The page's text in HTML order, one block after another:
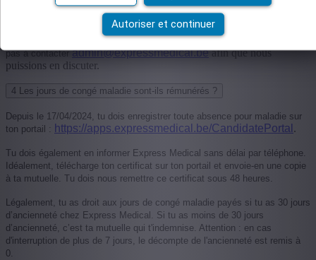
Autoriser et continuer
directement dans la semaine suivant le jour férié, car nous avons besoin
d'un aperçu clair de tes prestations pour l'ensemble du mois.
Tu penses avoir droit à un jour férié mais il n’a pas été payé ? N’hésite
pas à contacteradmin@expressmedical.beafin que nous
puissions en discuter.
4 Les jours de congé maladie sont-ils rémunérés ?
Depuis le 17/04/2024, tu dois enregistrer toute absence pour maladie sur
ton portail :
https://apps.expressmedical.be/CandidatePortal .
Tu dois également en informer Express Medical sans délai par téléphone.
Idéalement, télécharge ton certificat sur ton portail et envoie-en une copie
à ta mutuelle. Tu dois nous remettre ce certificat sous 48 heures.
Légalement, tu as droit aux jours de congé maladie payés si tu as 30 jours
d’ancienneté chez Express Medical. Si tu as moins de 30 jours
d’ancienneté, c’est ta mutuelle qui t'indemnise. Attention : en cas
d'interruption de plus de 7 jours, le décompte de l'ancienneté est remis à
0.